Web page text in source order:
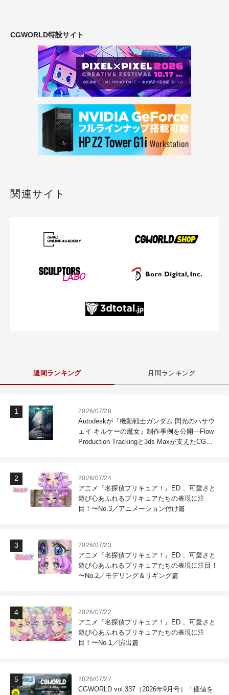
CGWORLD特設サイト
関連サイト
週間ランキング 月間ランキング
2026/07/28
Autodeskが『機動戦士ガンダム 閃光のハサウ
ェイ キルケーの魔女』制作事例を公開―Flow
Production Trackingと3ds Maxが支えたCG制
2026/07/24
アニメ『名探偵プリキュア！』ED 、可愛さと
遊び心あふれるプリキュアたちの表現に注
目！〜No.3／アニメーション付け篇
2026/07/23
アニメ『名探偵プリキュア！』ED 、可愛さと
遊び心あふれるプリキュアたちの表現に注目！
〜No.2／モデリング＆リギング篇
2026/07/22
アニメ『名探偵プリキュア！』ED 、可愛さと
遊び心あふれるプリキュアたちの表現に注
目！〜No.1／演出篇
2026/07/27
CGWORLD vol.337（2026年9月号）「価値を